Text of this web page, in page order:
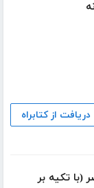
دریافت از کتابراه
تکیه بر